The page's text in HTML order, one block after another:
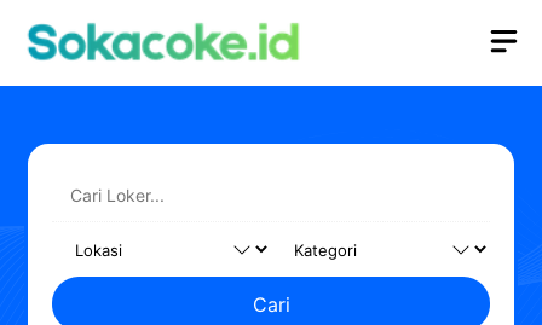
Cari